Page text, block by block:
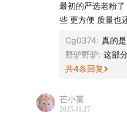
监制：Zelin、Stella
实习研究员：雨阳、
运营：George
声音设计：沁茗
最初的严选老粉
些 更方便 质量也
Cg0374: 真的
野驴野驴: 这部
共4条回复
芒小菓
2025.11.27